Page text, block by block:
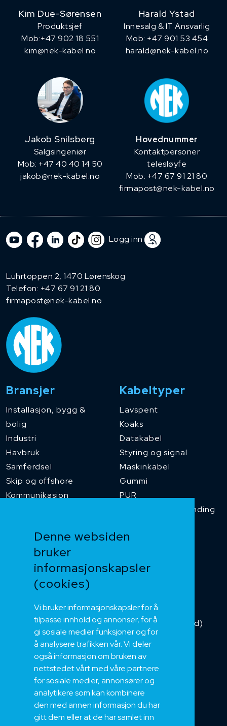
Denne websiden
bruker
informasjonskapsler
(cookies)
Vi bruker informasjonskapsler for å
tilpasse innhold og annonser, for å
gi sosiale medier funksjoner og for
å analysere trafikken vår. Vi deler
også informasjon om bruken av
nettstedet vårt med våre partnere
for sosiale medier, annonsører og
analytikere som kan kombinere
den med annen informasjon du har
gitt dem eller at de har samlet inn
Kim Due-Sørensen
Produktsjef
​Mob:+47 902 18 551
kim@nek-kabel.no
Harald Ystad
Innesalg & IT Ansvarlig
Mob: +47 901 53 454
harald@nek-kabel.no
Jakob Snilsberg
​Salgsingeniør
Mob: +47 40 40 14 50
jakob@nek-kabel.no
Hovednummer
Kontaktpersoner
telesløyfe
Mob: +47 67 91 21 80
firmapost@nek-kabel.no
Logg inn
Luhrtoppen 2, 1470 Lørenskog
Telefon: +47 67 91 21 80
firmapost@nek-kabel.no
Bransjer
Installasjon, bygg &
bolig
Industri
Havbruk
Samferdsel
Skip og offshore
Kommunikasjon
Kabeltyper
Lavspent
Koaks
Datakabel
Styring og signal
Maskinkabel
Gummi
PUR
Temperaturbestanding
Heis og kran
Kategorikabel
Installasjonskabel
Kombikabel (Hybrid)
DNV sertifisert
Tilbehør
Om oss
Bærekraft og Åpenhet
Jobb hos oss